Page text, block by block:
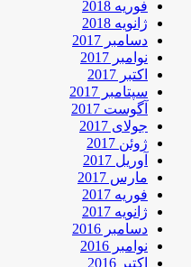
فوریه 2018
ژانویه 2018
دسامبر 2017
نوامبر 2017
اکتبر 2017
سپتامبر 2017
آگوست 2017
جولای 2017
ژوئن 2017
آوریل 2017
مارس 2017
فوریه 2017
ژانویه 2017
دسامبر 2016
نوامبر 2016
اکتبر 2016